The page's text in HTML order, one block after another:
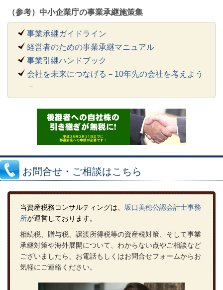
（参考）中小企業庁の事業承継施策集
事業承継ガイドライン
経営者のための事業承継マニュアル
事業引継ハンドブック
会社を未来につなげる－10年先の会社を考えよう
－
お問合せ・ご相談はこちら
当資産税務コンサルティングは、 坂口美穂公認会計士事務
所が運営しております。
相続税、贈与税、譲渡所得税等の資産税対策、そして事業
承継対策や海外展開について、わからない点やご相談など
ございましたら、お電話もしくはお問合せフォームからお
気軽にご連絡ください。